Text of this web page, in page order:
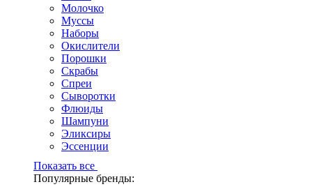
Молочко
Муссы
Наборы
Окислители
Порошки
Скрабы
Спреи
Сыворотки
Флюиды
Шампуни
Эликсиры
Эссенции
Показать все
Популярные бренды: